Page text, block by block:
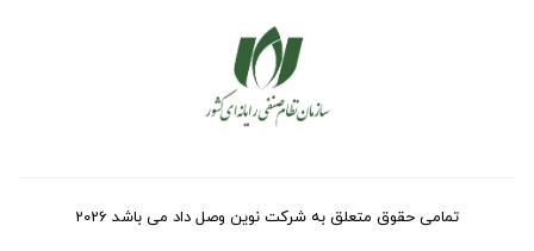
تمامی حقوق متعلق به شرکت نوین وصل داد می باشد 2026